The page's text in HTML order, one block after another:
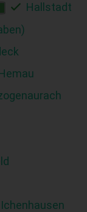
Hallstadt
Ichenhausen